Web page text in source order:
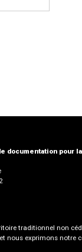
documentation pour
traditionnel non
nous exprimons